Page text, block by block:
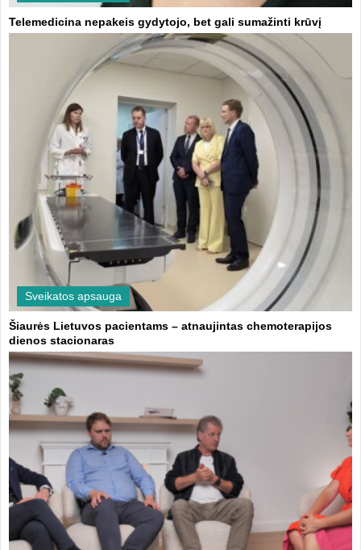
Telemedicina nepakeis gydytojo, bet gali sumažinti krūvį
Sveikatos apsauga
Šiaurės Lietuvos pacientams – atnaujintas chemoterapijos
dienos stacionaras